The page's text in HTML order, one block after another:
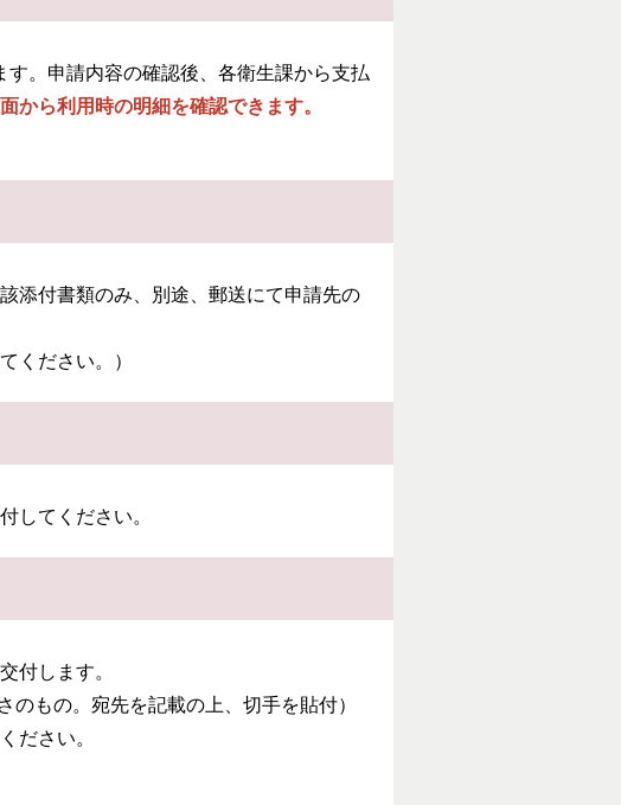
。申請内容の確認後、各衛生課から支払
から利用時の明細を確認できます。
添付書類のみ、別途、郵送にて申請先の
ください。）
してください。
付します。
もの。宛先を記載の上、切手を貼付）
ださい。